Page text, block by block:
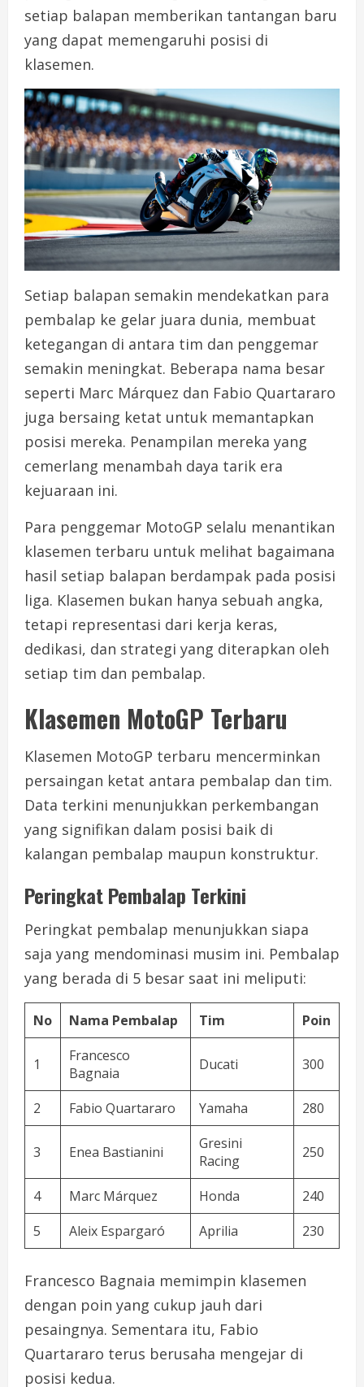
setiap balapan memberikan tantangan baru
yang dapat memengaruhi posisi di
klasemen.
Setiap balapan semakin mendekatkan para
pembalap ke gelar juara dunia, membuat
ketegangan di antara tim dan penggemar
semakin meningkat. Beberapa nama besar
seperti Marc Márquez dan Fabio Quartararo
juga bersaing ketat untuk memantapkan
posisi mereka. Penampilan mereka yang
cemerlang menambah daya tarik era
kejuaraan ini.
Para penggemar MotoGP selalu menantikan
klasemen terbaru untuk melihat bagaimana
hasil setiap balapan berdampak pada posisi
liga. Klasemen bukan hanya sebuah angka,
tetapi representasi dari kerja keras,
dedikasi, dan strategi yang diterapkan oleh
setiap tim dan pembalap.
Klasemen MotoGP Terbaru
Klasemen MotoGP terbaru mencerminkan
persaingan ketat antara pembalap dan tim.
Data terkini menunjukkan perkembangan
yang signifikan dalam posisi baik di
kalangan pembalap maupun konstruktur.
Peringkat Pembalap Terkini
Peringkat pembalap menunjukkan siapa
saja yang mendominasi musim ini. Pembalap
yang berada di 5 besar saat ini meliputi:
No Nama Pembalap Tim Poin
1
Francesco
Bagnaia
Ducati 300
2 Fabio Quartararo Yamaha 280
3 Enea Bastianini
Gresini
Racing
250
4 Marc Márquez Honda
240
5
Aleix Espargaró Aprilia 230
Francesco Bagnaia memimpin klasemen
dengan poin yang cukup jauh dari
pesaingnya. Sementara itu, Fabio
Quartararo terus berusaha mengejar di
posisi kedua.